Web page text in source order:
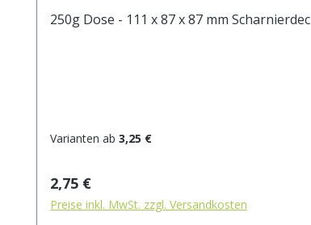
Varianten ab 3,25 €
Regulärer Preis:
2,75 €
Preise inkl. MwSt. zzgl. Versandkosten